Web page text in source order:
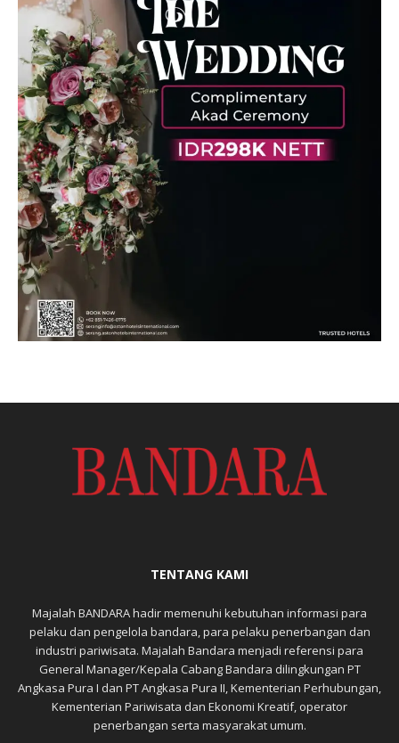
TENTANG KAMI
Majalah BANDARA hadir memenuhi kebutuhan informasi para
pelaku dan pengelola bandara, para pelaku penerbangan dan
industri pariwisata. Majalah Bandara menjadi referensi para
General Manager/Kepala Cabang Bandara dilingkungan PT
Angkasa Pura I dan PT Angkasa Pura II, Kementerian Perhubungan,
Kementerian Pariwisata dan Ekonomi Kreatif, operator
penerbangan serta masyarakat umum.